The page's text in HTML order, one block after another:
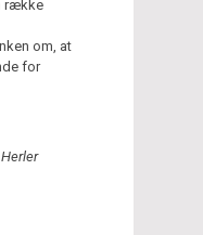
række
om, at
for